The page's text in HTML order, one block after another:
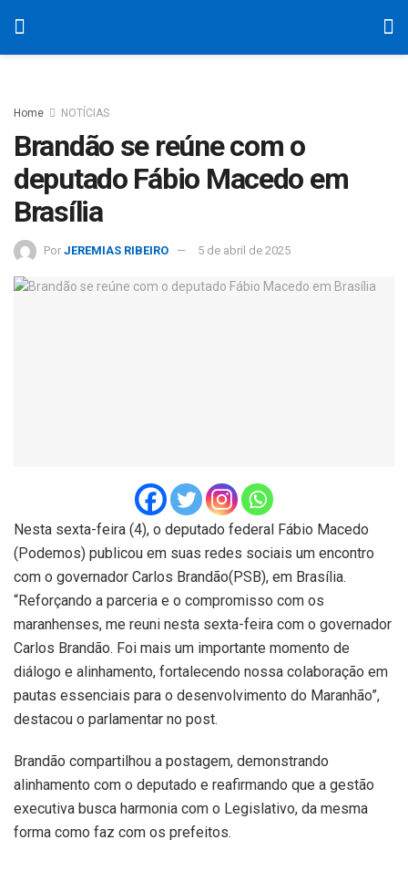
Home NOTÍCIAS
Brandão se reúne com o
deputado Fábio Macedo em
Brasília
Por JEREMIAS RIBEIRO 5 de abril de 2025
Nesta sexta-feira (4), o deputado federal Fábio Macedo
(Podemos) publicou em suas redes sociais um encontro
com o governador Carlos Brandão(PSB), em Brasília.
“Reforçando a parceria e o compromisso com os
maranhenses, me reuni nesta sexta-feira com o governador
Carlos Brandão. Foi mais um importante momento de
diálogo e alinhamento, fortalecendo nossa colaboração em
pautas essenciais para o desenvolvimento do Maranhão”,
destacou o parlamentar no post.
Brandão compartilhou a postagem, demonstrando
alinhamento com o deputado e reafirmando que a gestão
executiva busca harmonia com o Legislativo, da mesma
forma como faz com os prefeitos.